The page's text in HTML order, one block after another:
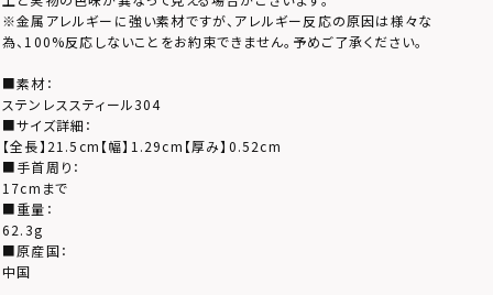
※金属アレルギーに強い素材ですが、アレルギー反応の原因は様々な
為、100%反応しないことをお約束できません。予めご了承ください。
■素材：
ステンレススティール304
■サイズ詳細：
【全長】21.5cm【幅】1.29cm【厚み】0.52cm
■手首周り：
17cmまで
■重量：
62.3g
■原産国：
中国